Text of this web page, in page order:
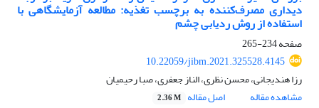
دیداری مصرف‌کننده به برچسب تغذیه: مطالعه آزمایشگاهی با
استفاده از روش ردیابی چشم
صفحه234-265
10.22059/jibm.2021.325528.4145
رزا هندیجانی، محسن نظری، الناز جعفری، صبا رحیمیان
مشاهده مقاله
اصل مقاله 2.36 M